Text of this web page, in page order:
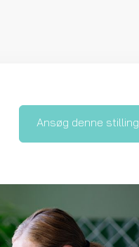
Ansøg denne stilling